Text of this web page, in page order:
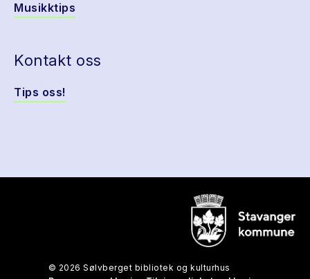
Musikktips
Kontakt oss
Tips oss!
© 2026 Sølvberget bibliotek og kulturhus